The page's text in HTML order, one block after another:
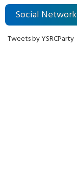
Social Network
Tweets by YSRCParty